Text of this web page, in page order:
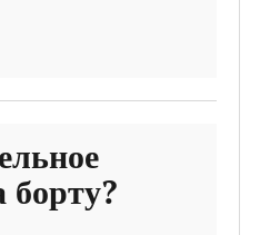
борту?